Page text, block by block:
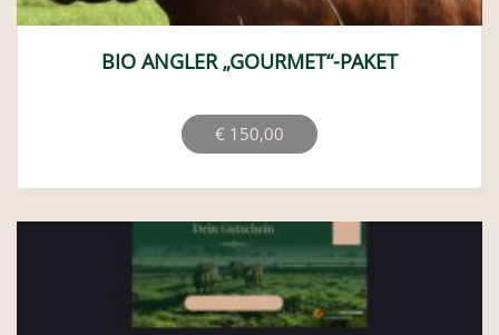
BIO ANGLER „GOURMET“-PAKET
€ 150,00